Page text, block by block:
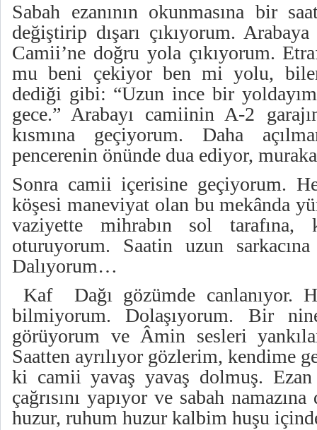
Sabah ezanının okunmasına bir
değiştirip dışarı çıkıyorum.
Camii’ne doğru yola çıkıyorum.
mu beni çekiyor ben mi yolu,
dediği gibi: “Uzun ince bir
gece.” Arabayı camiinin A-2
kısmına geçiyorum. Daha
pencerenin önünde dua ediyor,
Sonra camii içerisine geçiyorum.
köşesi maneviyat olan bu mekânda
vaziyette mihrabın sol tarafına,
oturuyorum. Saatin uzun
Dalıyorum…
Kaf Dağı gözümde canlanıyor.
bilmiyorum. Dolaşıyorum. Bir
görüyorum ve Âmin sesleri
Saatten ayrılıyor gözlerim, kendime
ki camii yavaş yavaş dolmuş.
çağrısını yapıyor ve sabah
huzur, ruhum huzur kalbim huşu